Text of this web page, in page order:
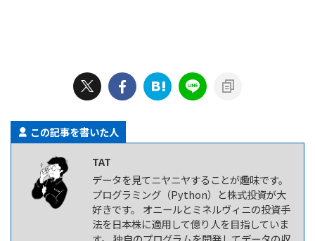
この記事を書いた人
TAT
データを見てニヤニヤすることが趣味です。
プログラミング（Python）と株式投資が大
好きです。 オニールとミネルヴィニの投資手
法を日本株に適用して億り人を目指していま